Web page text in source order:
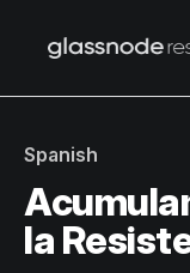
Spanish
la